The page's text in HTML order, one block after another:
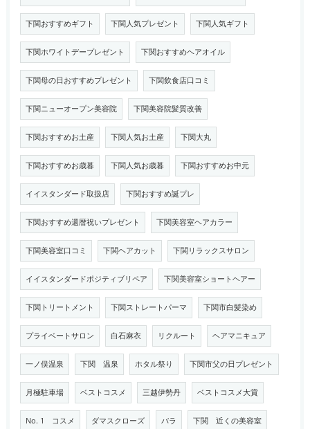
下関おすすめギフト 下関人気プレゼント 下関人気ギフト
下関ホワイトデープレゼント 下関おすすめヘアオイル
下関母の日おすすめプレゼント 下関飲食店口コミ
下関ニューオープン美容院 下関美容院髪質改善
下関おすすめお土産 下関人気お土産 下関大丸
下関おすすめお歳暮 下関人気お歳暮 下関おすすめお中元
イイスタンダード取扱店 下関おすすめ誕プレ
下関おすすめ還暦祝いプレゼント 下関美容室ヘアカラー
下関美容室口コミ 下関ヘアカット 下関リラックスサロン
イイスタンダードポジティブリペア 下関美容室ショートヘアー
下関トリートメント 下関ストレートパーマ 下関市白髪染め
プライベートサロン 白石麻衣 リクルート ヘアマニキュア
一ノ俣温泉 下関 温泉 ホタル祭り 下関市父の日プレゼント
月極駐車場 ベストコスメ 三越伊勢丹 ベストコスメ大賞
No. 1 コスメ ダマスクローズ バラ 下関 近くの美容室